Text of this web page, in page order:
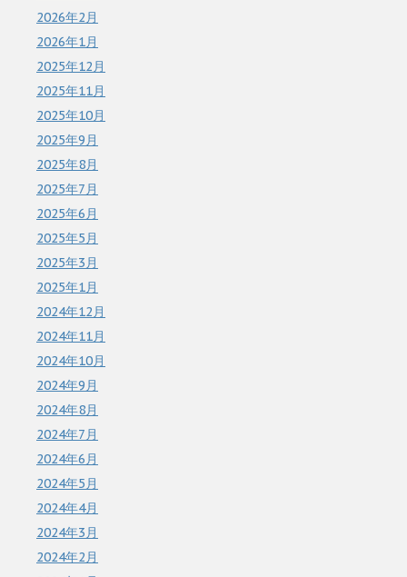
2026年2月
2026年1月
2025年12月
2025年11月
2025年10月
2025年9月
2025年8月
2025年7月
2025年6月
2025年5月
2025年3月
2025年1月
2024年12月
2024年11月
2024年10月
2024年9月
2024年8月
2024年7月
2024年6月
2024年5月
2024年4月
2024年3月
2024年2月